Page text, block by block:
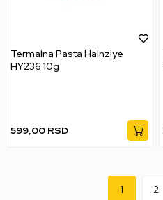
Termalna Pasta Halnziye
HY236 10g
599,00 RSD
1 2